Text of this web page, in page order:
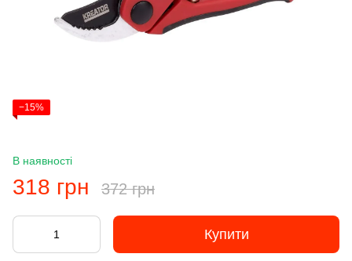
−15%
В наявності
318 грн 372 грн
Купити